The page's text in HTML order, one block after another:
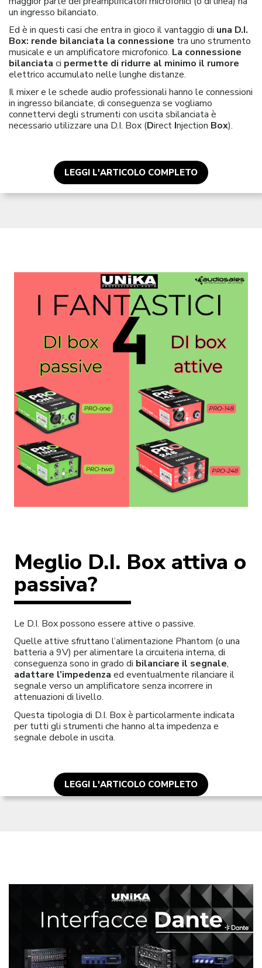
un ingresso bilanciato.
Ed è in questi casi che entra in gioco il vantaggio di una D.I.
Box: rende bilanciata la connessione tra uno strumento
musicale e un amplificatore microfonico. La connessione
bilanciata ci permette di ridurre al minimo il rumore
elettrico accumulato nelle lunghe distanze.
Il mixer e le schede audio professionali hanno le connessioni
in ingresso bilanciate, di conseguenza se vogliamo
connettervi degli strumenti con uscita sbilanciata è
necessario utilizzare una D.I. Box (Direct Injection Box).
LEGGI L'ARTICOLO COMPLETO
Meglio D.I. Box attiva o
passiva?
Le D.I. Box possono essere attive o passive.
Quelle attive sfruttano l’alimentazione Phantom (o una
batteria a 9V) per alimentare la circuiteria interna, di
conseguenza sono in grado di bilanciare il segnale,
adattare l’impedenza ed eventualmente rilanciare il
segnale verso un amplificatore senza incorrere in
attenuazioni di livello.
Questa tipologia di D.I. Box è particolarmente indicata
per tutti gli strumenti che hanno alta impedenza e
segnale debole in uscita.
LEGGI L'ARTICOLO COMPLETO